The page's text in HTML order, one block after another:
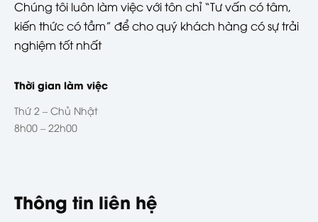
Chúng tôi luôn làm việc với tôn chỉ “Tư vấn có tâm,
kiến thức có tầm” để cho quý khách hàng có sự trải
nghiệm tốt nhất
Thời gian làm việc
Thứ 2 – Chủ Nhật
8h00 – 22h00
Thông tin liên hệ